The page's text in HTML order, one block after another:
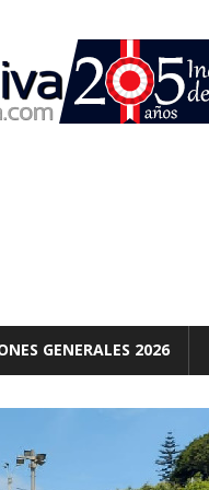
GENERALES 2026